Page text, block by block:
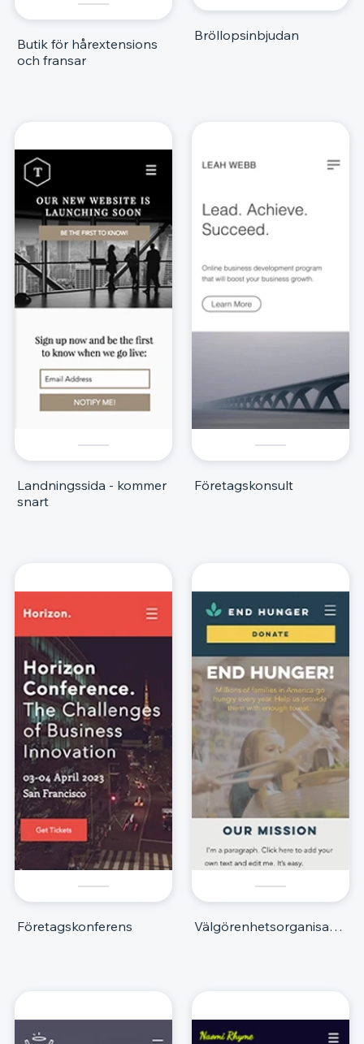
Butik för hårextensions
och fransar
Bröllopsinbjudan
Landningssida - kommer
snart
Företagskonsult
Företagskonferens Välgörenhetsorganisation